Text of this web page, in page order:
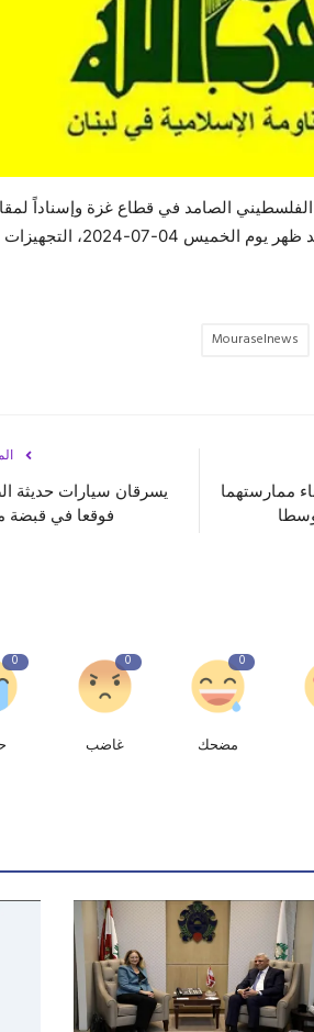
الصامد في قطاع غزة وإسناداً
استهدف ‏مجاهدونا عند الساعة
Mouraselnews
يسرقان سيارات حديثة
فوقعا في قبضة
ممارستهما
0
مضحك
0
غاضب
0